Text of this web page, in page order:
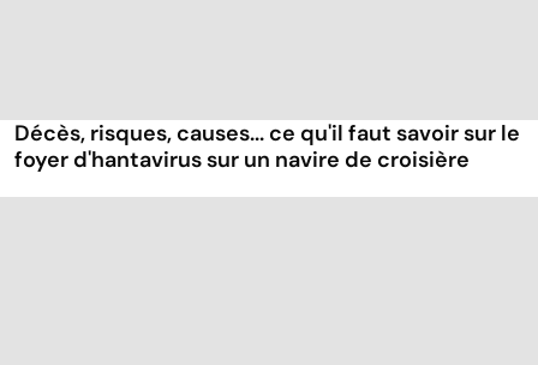
Décès, risques, causes... ce qu'il faut savoir sur le
foyer d'hantavirus sur un navire de croisière